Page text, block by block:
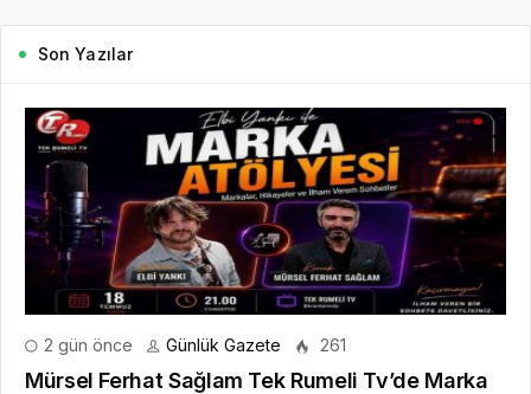
Son Yazılar
2 gün önce Günlük Gazete 261
Mürsel Ferhat Sağlam Tek Rumeli Tv’de Marka